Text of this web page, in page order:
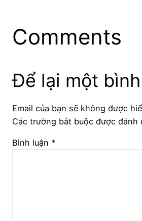
Comments
Để lại một
Email của bạn sẽ không được
Các trường bắt buộc được đánh
Bình luận *